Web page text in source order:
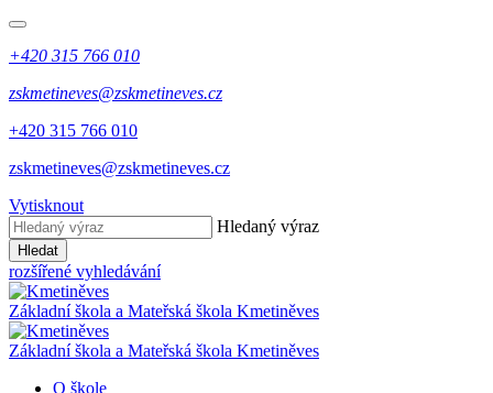
+420 315 766 010
zskmetineves@zskmetineves.cz
+420 315 766 010
zskmetineves@zskmetineves.cz
Vytisknout
Hledaný výraz
Hledat
rozšířené vyhledávání
Základní škola a Mateřská škola Kmetiněves
Základní škola a Mateřská škola Kmetiněves
O škole